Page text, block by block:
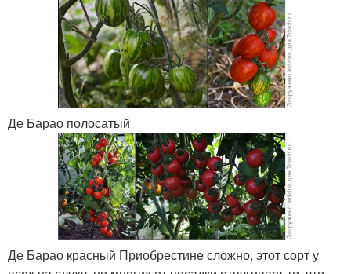
Де Барао полосатый
Де Барао красный Приобрестине сложно, этот сорт у